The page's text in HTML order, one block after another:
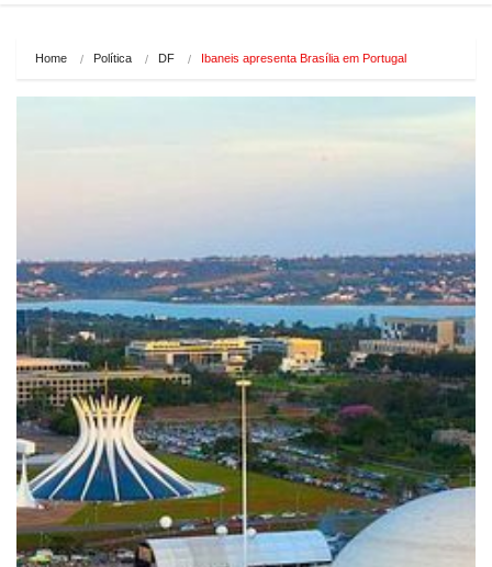
Home Política DF Ibaneis apresenta Brasília em Portugal